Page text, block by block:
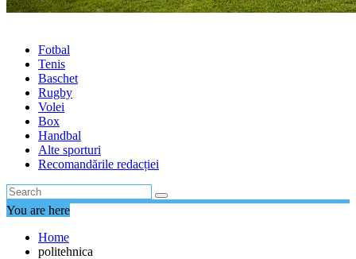
Fotbal
Tenis
Baschet
Rugby
Volei
Box
Handbal
Alte sporturi
Recomandările redacției
You are here
Home
politehnica